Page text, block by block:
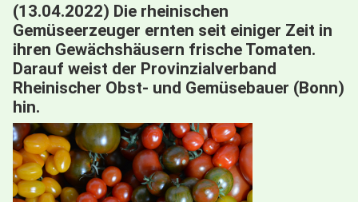
(13.04.2022) Die rheinischen
Gemüseerzeuger ernten seit einiger Zeit in
ihren Gewächshäusern frische Tomaten.
Darauf weist der Provinzialverband
Rheinischer Obst- und Gemüsebauer (Bonn)
hin.